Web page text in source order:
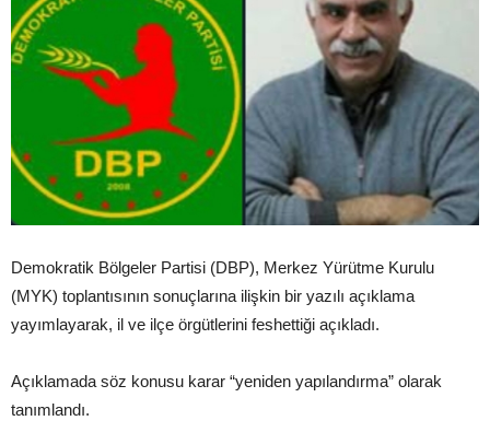
Demokratik Bölgeler Partisi (DBP), Merkez Yürütme Kurulu
(MYK) toplantısının sonuçlarına ilişkin bir yazılı açıklama
yayımlayarak, il ve ilçe örgütlerini feshettiği açıkladı.
Açıklamada söz konusu karar “yeniden yapılandırma” olarak
tanımlandı.